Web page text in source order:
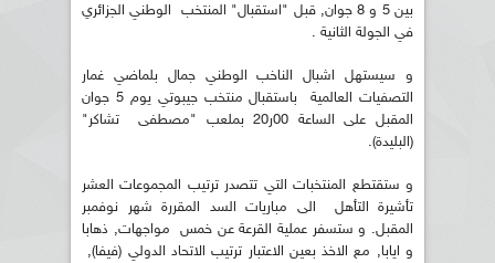
بين 5 و 8 جوان, قبل "استقبال" المنتخب الوطني الجزائري
في الجولة الثانية .
و سيستهل اشبال الناخب الوطني جمال بلماضي غمار
التصفيات العالمية باستقبال منتخب جيبوتي يوم 5 جوان
المقبل على الساعة 00ر20 بملعب "مصطفى تشاكر"
(البليدة).
و ستقتطع المنتخبات التي تتصدر ترتيب المجموعات العشر
تأشيرة التأهل الى مباريات السد المقررة شهر نوفمبر
المقبل. و ستسفر عملية القرعة عن خمس مواجهات, ذهابا
و ايابا, مع الاخذ بعين الاعتبار ترتيب الاتحاد الدولي (فيفا),